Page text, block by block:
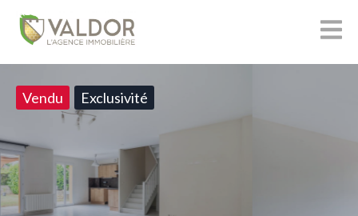
Vendu Exclusivité